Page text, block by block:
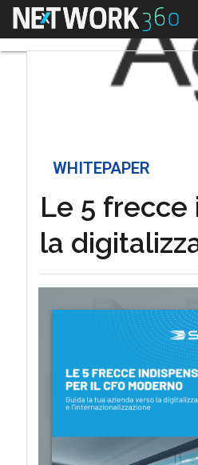
Menu
WHITEPAPER
Le 5 frecce
la